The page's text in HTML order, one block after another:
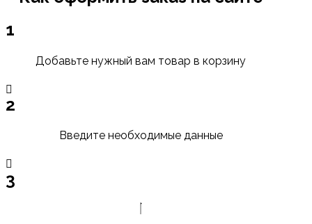
1
Добавьте нужный вам товар в корзину
2
Введите необходимые данные
3